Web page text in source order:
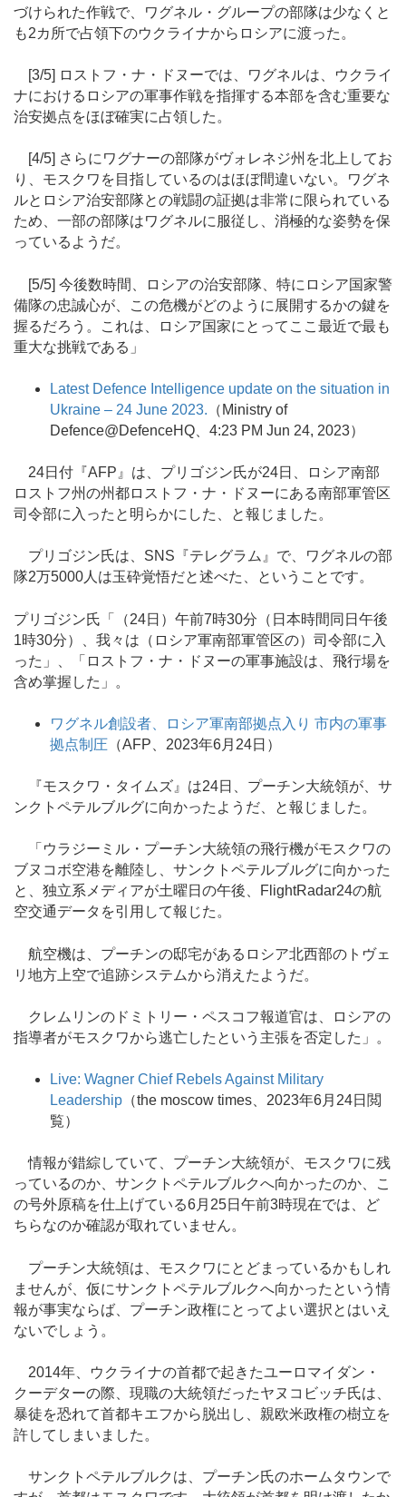
づけられた作戦で、ワグネル・グループの部隊は少なくと
も2カ所で占領下のウクライナからロシアに渡った。
[3/5] ロストフ・ナ・ドヌーでは、ワグネルは、ウクライ
ナにおけるロシアの軍事作戦を指揮する本部を含む重要な
治安拠点をほぼ確実に占領した。
[4/5] さらにワグナーの部隊がヴォレネジ州を北上してお
り、モスクワを目指しているのはほぼ間違いない。ワグネ
ルとロシア治安部隊との戦闘の証拠は非常に限られている
ため、一部の部隊はワグネルに服従し、消極的な姿勢を保
っているようだ。
[5/5] 今後数時間、ロシアの治安部隊、特にロシア国家警
備隊の忠誠心が、この危機がどのように展開するかの鍵を
握るだろう。これは、ロシア国家にとってここ最近で最も
重大な挑戦である」
Latest Defence Intelligence update on the situation in
Ukraine – 24 June 2023. （Ministry of
Defence@DefenceHQ、4:23 PM Jun 24, 2023）
24日付『AFP』は、プリゴジン氏が24日、ロシア南部
ロストフ州の州都ロストフ・ナ・ドヌーにある南部軍管区
司令部に入ったと明らかにした、と報じました。
プリゴジン氏は、SNS『テレグラム』で、ワグネルの部
隊2万5000人は玉砕覚悟だと述べた、ということです。
プリゴジン氏「（24日）午前7時30分（日本時間同日午後
1時30分）、我々は（ロシア軍南部軍管区の）司令部に入
った」、「ロストフ・ナ・ドヌーの軍事施設は、飛行場を
含め掌握した」。
ワグネル創設者、ロシア軍南部拠点入り 市内の軍事
拠点制圧 （AFP、2023年6月24日）
『モスクワ・タイムズ』は24日、プーチン大統領が、サ
ンクトペテルブルグに向かったようだ、と報じました。
「ウラジーミル・プーチン大統領の飛行機がモスクワの
ブヌコボ空港を離陸し、サンクトペテルブルグに向かった
と、独立系メディアが土曜日の午後、FlightRadar24の航
空交通データを引用して報じた。
航空機は、プーチンの邸宅があるロシア北西部のトヴェ
リ地方上空で追跡システムから消えたようだ。
クレムリンのドミトリー・ペスコフ報道官は、ロシアの
指導者がモスクワから逃亡したという主張を否定した」。
Live: Wagner Chief Rebels Against Military
Leadership （the moscow times、2023年6月24日閲
覧）
情報が錯綜していて、プーチン大統領が、モスクワに残
っているのか、サンクトペテルブルクへ向かったのか、こ
の号外原稿を仕上げている6月25日午前3時現在では、ど
ちらなのか確認が取れていません。
プーチン大統領は、モスクワにとどまっているかもしれ
ませんが、仮にサンクトペテルブルクへ向かったという情
報が事実ならば、プーチン政権にとってよい選択とはいえ
ないでしょう。
2014年、ウクライナの首都で起きたユーロマイダン・
クーデターの際、現職の大統領だったヤヌコビッチ氏は、
暴徒を恐れて首都キエフから脱出し、親欧米政権の樹立を
許してしまいました。
サンクトペテルブルクは、プーチン氏のホームタウンで